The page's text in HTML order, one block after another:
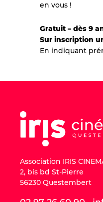
en vous !
Gratuit – dès 9
Sur inscription
En indiquant
Association IRIS
2, bis bd St-Pierre
56230 Questembert